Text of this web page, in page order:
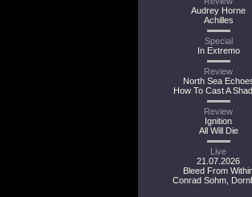
Audrey Horne
Achilles
Special
In Extremo
Review
North Sea
How To Cast A
Review
Ignition
All Will Die
Live
21.07.2026
Bleed From
Conrad Sohm,